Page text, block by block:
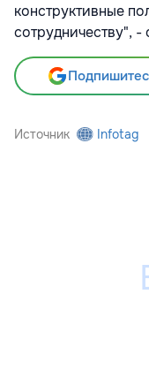
конструктивные
сотрудничеству", -
Источник Infotag